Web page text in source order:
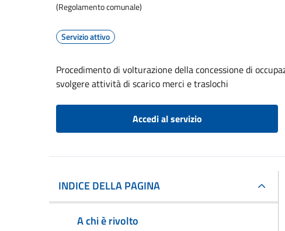
(Regolamento comunale)
Servizio attivo
Procedimento di volturazione della concessione di
svolgere attività di scarico merci e traslochi
Accedi al servizio
INDICE DELLA PAGINA
A chi è rivolto